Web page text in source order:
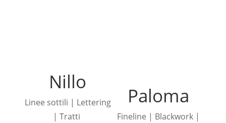
Nillo
Linee sottili | Lettering
| Tratti
Paloma
Fineline | Blackwork |